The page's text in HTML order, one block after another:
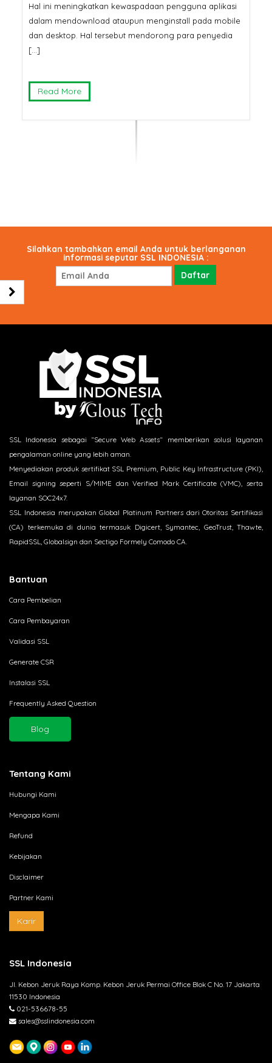
Hal ini meningkatkan kewaspadaan pengguna aplikasi
dalam mendownload ataupun menginstall pada mobile
dan desktop. Hal tersebut mendorong para penyedia
[…]
Read More
Silahkan tambahkan email Anda untuk berlanganan
informasi seputar SSL INDONESIA :
SSL Indonesia sebagai “Secure Web Assets“ memberikan solusi layanan
pengalaman online yang lebih aman.
Menyediakan produk sertifikat SSL Premium, Public Key Infrastructure (PKI),
Email signing seperti S/MIME dan Verified Mark Certificate (VMC), serta
layanan SOC24x7.
SSL Indonesia merupakan Global Platinum Partners dari Otoritas Sertifikasi
(CA) terkemuka di dunia termasuk Digicert, Symantec, GeoTrust, Thawte,
RapidSSL, Globalsign dan Sectigo Formely Comodo CA.
Bantuan
Cara Pembelian
Cara Pembayaran
Validasi SSL
Generate CSR
Instalasi SSL
Frequently Asked Question
Blog
Tentang Kami
Hubungi Kami
Mengapa Kami
Refund
Kebijakan
Disclaimer
Partner Kami
Karir
SSL Indonesia
Jl. Kebon Jeruk Raya Komp. Kebon Jeruk Permai Office Blok C No. 17 Jakarta
11530 Indonesia
021-536678-55
sales@sslindonesia.com